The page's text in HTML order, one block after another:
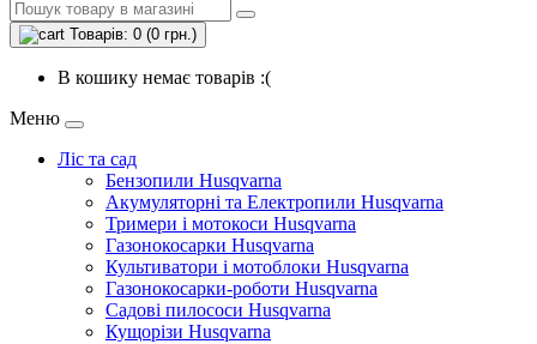
Товарів: 0 (0 грн.)
В кошику немає товарів :(
Меню
Ліс та сад
Бензопили Husqvarna
Акумуляторні та Електропили Husqvarna
Тримери і мотокоси Husqvarna
Газонокосарки Husqvarna
Культиватори і мотоблоки Husqvarna
Газонокосарки-роботи Husqvarna
Садові пилососи Husqvarna
Кущорізи Husqvarna